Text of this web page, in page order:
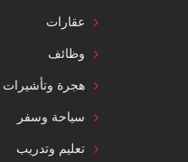
عقارات
وظائف
هجرة وتأشيرات
سياحة وسفر
تعليم وتدريب